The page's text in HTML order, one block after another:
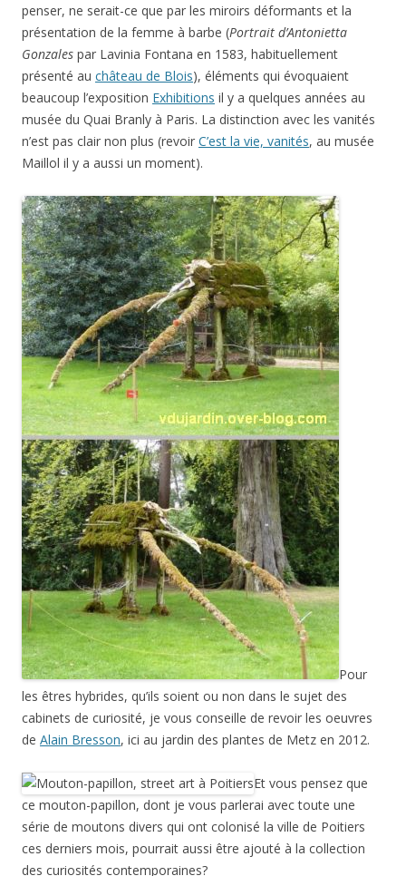
penser, ne serait-ce que par les miroirs déformants et la
présentation de la femme à barbe (Portrait d’Antonietta
Gonzales par Lavinia Fontana en 1583, habituellement
présenté au château de Blois), éléments qui évoquaient
beaucoup l’exposition Exhibitions il y a quelques années au
musée du Quai Branly à Paris. La distinction avec les vanités
n’est pas clair non plus (revoir C’est la vie, vanités, au musée
Maillol il y a aussi un moment).
Pour
les êtres hybrides, qu’ils soient ou non dans le sujet des
cabinets de curiosité, je vous conseille de revoir les oeuvres
de Alain Bresson, ici au jardin des plantes de Metz en 2012.
Et vous pensez que
ce mouton-papillon, dont je vous parlerai avec toute une
série de moutons divers qui ont colonisé la ville de Poitiers
ces derniers mois, pourrait aussi être ajouté à la collection
des curiosités contemporaines?